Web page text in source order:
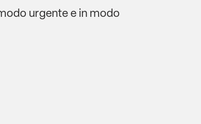
urgente e in modo